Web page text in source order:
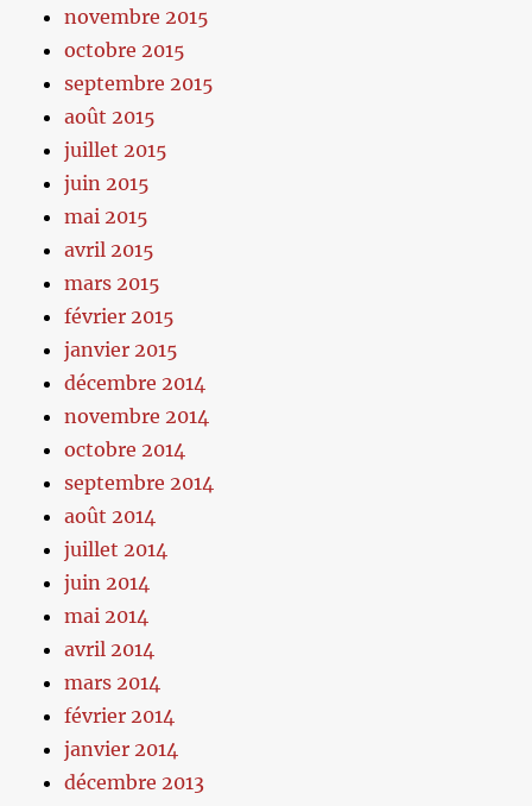
novembre 2015
octobre 2015
septembre 2015
août 2015
juillet 2015
juin 2015
mai 2015
avril 2015
mars 2015
février 2015
janvier 2015
décembre 2014
novembre 2014
octobre 2014
septembre 2014
août 2014
juillet 2014
juin 2014
mai 2014
avril 2014
mars 2014
février 2014
janvier 2014
décembre 2013